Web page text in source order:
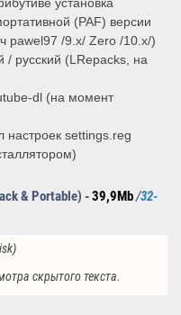
(PAF) версии
pawel97 /9.x/ Zero /10.x/)
/ русский (LRepacks, на
dl (на момент
settings.reg
& Portable) -39,9Mb/32-
)
скрытого текста.